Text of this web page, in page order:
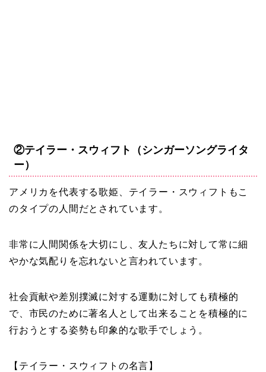
②テイラー・スウィフト（シンガーソングライタ
ー）
アメリカを代表する歌姫、テイラー・スウィフトもこ
のタイプの人間だとされています。
非常に人間関係を大切にし、友人たちに対して常に細
やかな気配りを忘れないと言われています。
社会貢献や差別撲滅に対する運動に対しても積極的
で、市民のために著名人として出来ることを積極的に
行おうとする姿勢も印象的な歌手でしょう。
【テイラー・スウィフトの名言】